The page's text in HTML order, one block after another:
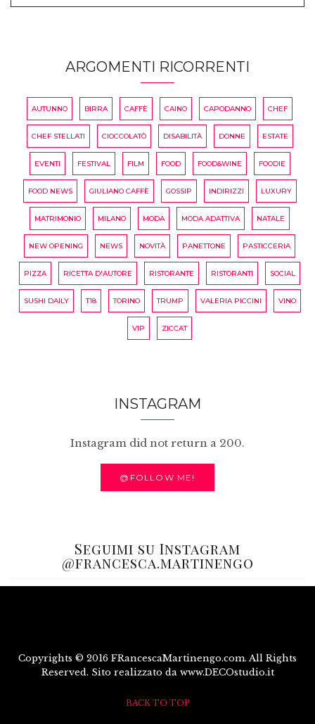
ARGOMENTI RICORRENTI
AUTUNNO BIRRA CAFFÈ CAINO CAPODANNO CHEF
CHEF STELLATI CIOCCOLATÒ DISABILITÀ DONNE ESTATE
EVENTI FESTIVAL FILM FOOD FOOD&WINE FOODIE
FOOD NEWS GIULIANO CAFFÈ GOSSIP INDIRIZZI LUXURY
MATRIMONIO MILANO MODA MODA ADATTIVA NATALE
NEW OPENING NEWS NOVITÀ PANETTONE PASTICCERIA
PIZZA RICETTA D'AUTORE RISTORANTE RISTORANTI SOCIAL
SUSHI DAILY T18 TORINO TRUMP VALERIA PICCINI VINO
VIP ZICCAT
INSTAGRAM
Instagram did not return a 200.
@FOLLOW ME!
Seguimi su Instagram
@francesca.martinengo
Copyrights © 2016 FRancescaMartinengo.com. All Rights
Reserved. Sito realizzato da www.DECOstudio.it
BACK TO TOP